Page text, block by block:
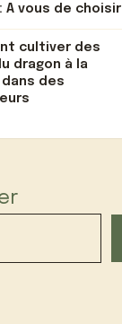
A vous de choisir
cultiver des
dragon à la
dans des